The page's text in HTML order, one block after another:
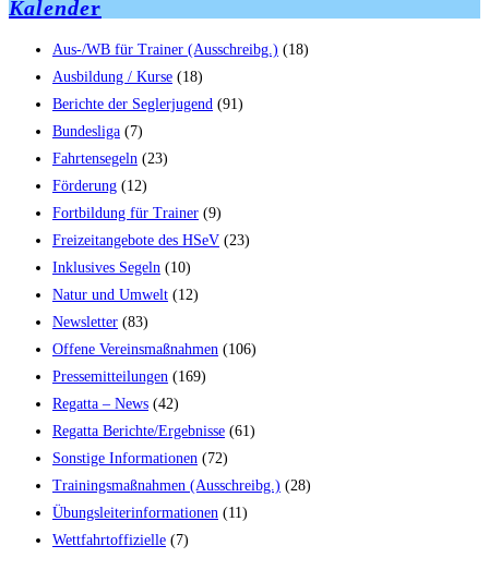
Kalender
Aus-/WB für Trainer (Ausschreibg.) (18)
Ausbildung / Kurse (18)
Berichte der Seglerjugend (91)
Bundesliga (7)
Fahrtensegeln (23)
Förderung (12)
Fortbildung für Trainer (9)
Freizeitangebote des HSeV (23)
Inklusives Segeln (10)
Natur und Umwelt (12)
Newsletter (83)
Offene Vereinsmaßnahmen (106)
Pressemitteilungen (169)
Regatta – News (42)
Regatta Berichte/Ergebnisse (61)
Sonstige Informationen (72)
Trainingsmaßnahmen (Ausschreibg.) (28)
Übungsleiterinformationen (11)
Wettfahrtoffizielle (7)